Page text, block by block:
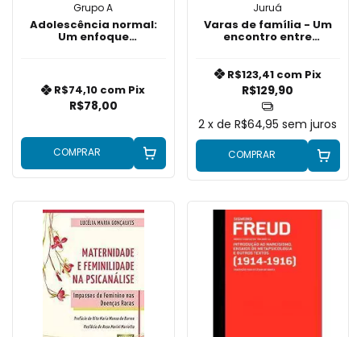
Grupo A
Adolescência normal:
Um enfoque
R$78,00
R$74,10 com Pix
COMPRAR
Juruá
Varas de família - Um
encontro entre
R$129,90
R$123,41 com Pix
2 x deR$64,95 sem juros
COMPRAR